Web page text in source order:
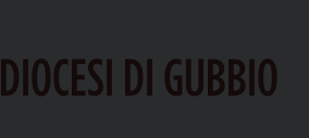
DIOCESI DI GUBBIO